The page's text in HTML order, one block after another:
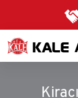
atla